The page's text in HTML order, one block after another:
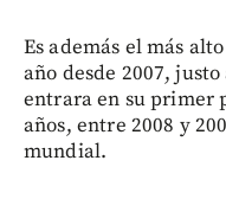
Es además el más
año desde 2007,
entrara en su primer
años, entre 2008 y
mundial.